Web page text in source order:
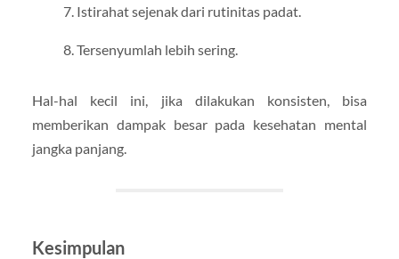
Istirahat sejenak dari rutinitas padat.
Tersenyumlah lebih sering.
Hal-hal kecil ini, jika dilakukan konsisten, bisa
memberikan dampak besar pada kesehatan mental
jangka panjang.
Kesimpulan